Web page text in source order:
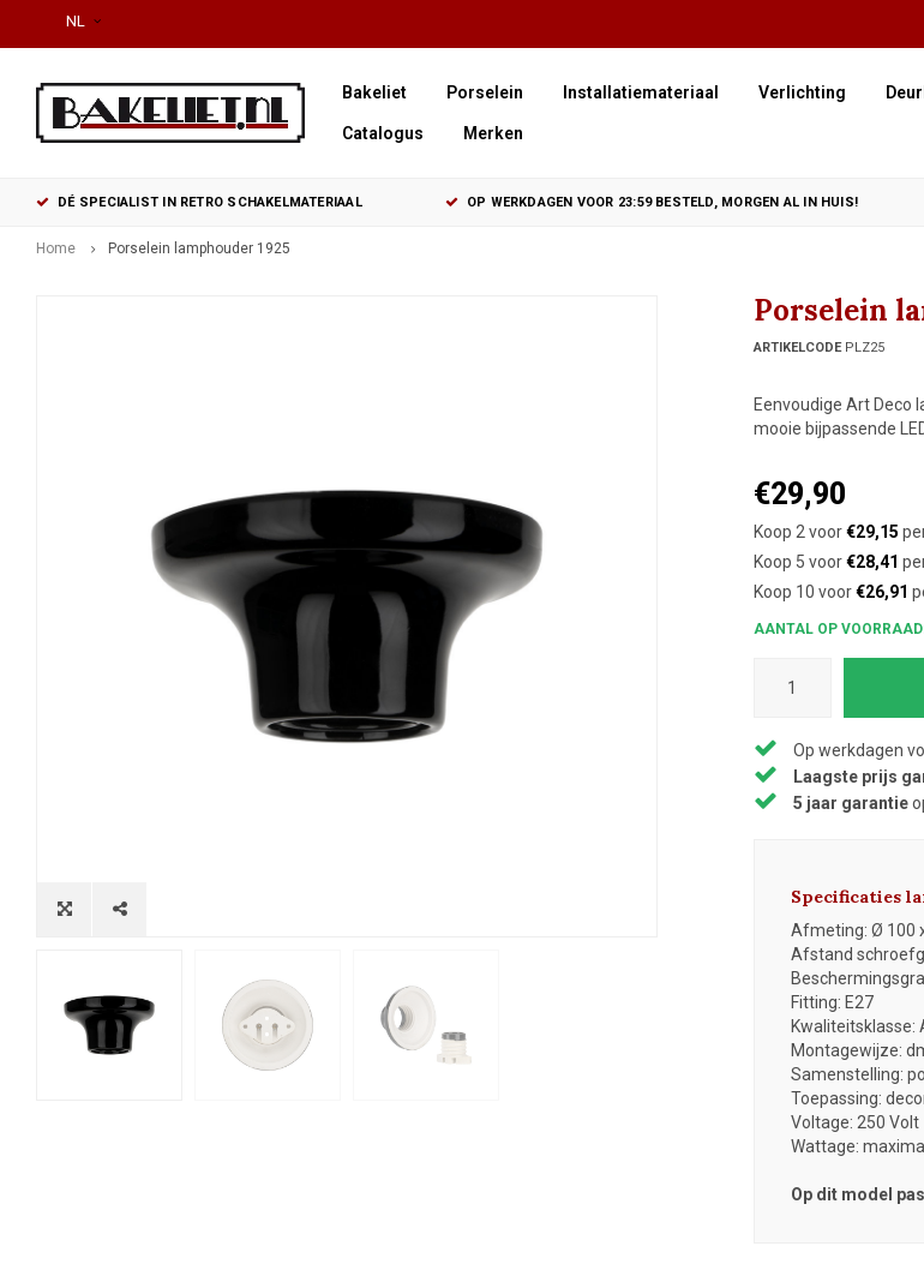
NL
Bakeliet Porselein Installatiemateriaal Verlichting
Catalogus Merken
DÉ SPECIALIST IN RETRO SCHAKELMATERIAAL OP WERKDAGEN VOOR 23:59 BESTELD, MORGEN AL IN HUIS!
Home Porselein lamphouder 1925
Porselein
ARTIKELCODEPLZ25
Eenvoudige Art Deco
mooie bijpassende
€29,90
Koop 2 voor€29,15
Koop 5 voor€28,41
Koop 10 voor€26,91
AANTAL OP
Op werkdagen
Laagste prijs
5 jaar garantie
Specificaties
Afmeting: Ø 100
Afstand
Fitting: E27
Kwaliteitsklasse:
Montagewijze:
Samenstelling:
Toepassing:
Voltage: 250 Volt
Wattage:
Op dit model